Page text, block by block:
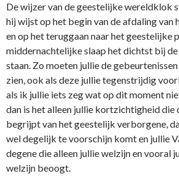
De wijzer van de geestelijke wereldklok
hij wijst op het begin van de afdaling van
en op het teruggaan naar het geestelijke
middernachtelijke slaap het dichtst bij
staan. Zo moeten jullie de
zien, ook als deze jullie tegenstrijdig
als ik jullie iets zeg wat op dit moment
dan is het alleen jullie kortzichtigheid die
begrijpt van het geestelijk verborgene,
wel degelijk te voorschijn komt en jullie
degene die alleen jullie welzijn en vooral
welzijn beoogt.